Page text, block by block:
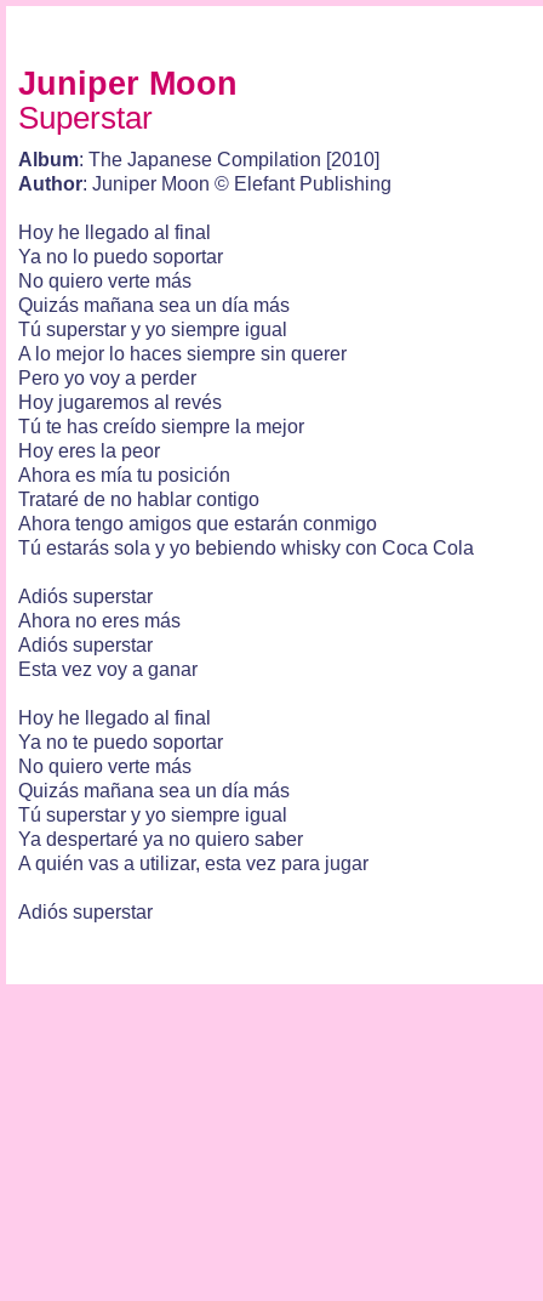
Juniper Moon
Superstar
Album: The Japanese Compilation [2010]
Author: Juniper Moon © Elefant Publishing
Hoy he llegado al final
Ya no lo puedo soportar
No quiero verte más
Quizás mañana sea un día más
Tú superstar y yo siempre igual
A lo mejor lo haces siempre sin querer
Pero yo voy a perder
Hoy jugaremos al revés
Tú te has creído siempre la mejor
Hoy eres la peor
Ahora es mía tu posición
Trataré de no hablar contigo
Ahora tengo amigos que estarán conmigo
Tú estarás sola y yo bebiendo whisky con Coca Cola
Adiós superstar
Ahora no eres más
Adiós superstar
Esta vez voy a ganar
Hoy he llegado al final
Ya no te puedo soportar
No quiero verte más
Quizás mañana sea un día más
Tú superstar y yo siempre igual
Ya despertaré ya no quiero saber
A quién vas a utilizar, esta vez para jugar
Adiós superstar